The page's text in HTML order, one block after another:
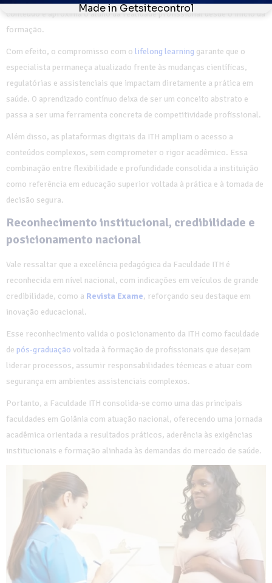
conteúdo e aproxima o aluno da realidade profissional desde o início da
formação.
Com efeito, o compromisso com o lifelong learning garante que o
especialista permaneça atualizado frente às mudanças científicas,
regulatórias e assistenciais que impactam diretamente a prática em
saúde. O aprendizado contínuo deixa de ser um conceito abstrato e
passa a ser uma ferramenta concreta de competitividade profissional.
Além disso, as plataformas digitais da ITH ampliam o acesso a
conteúdos complexos, sem comprometer o rigor acadêmico. Essa
combinação entre flexibilidade e profundidade consolida a instituição
como referência em educação superior voltada à prática e à tomada de
decisão segura.
Reconhecimento institucional, credibilidade e
posicionamento nacional
Vale ressaltar que a excelência pedagógica da Faculdade ITH é
reconhecida em nível nacional, com indicações em veículos de grande
credibilidade, como a Revista Exame, reforçando seu destaque em
inovação educacional.
Esse reconhecimento valida o posicionamento da ITH como faculdade
de pós-graduação voltada à formação de profissionais que desejam
liderar processos, assumir responsabilidades técnicas e atuar com
segurança em ambientes assistenciais complexos.
Portanto, a Faculdade ITH consolida-se como uma das principais
faculdades em Goiânia com atuação nacional, oferecendo uma jornada
acadêmica orientada a resultados práticos, aderência às exigências
institucionais e formação alinhada às demandas do mercado de saúde.